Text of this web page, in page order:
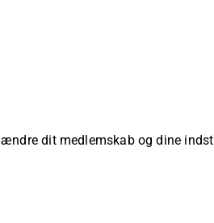
dit medlemskab og dine